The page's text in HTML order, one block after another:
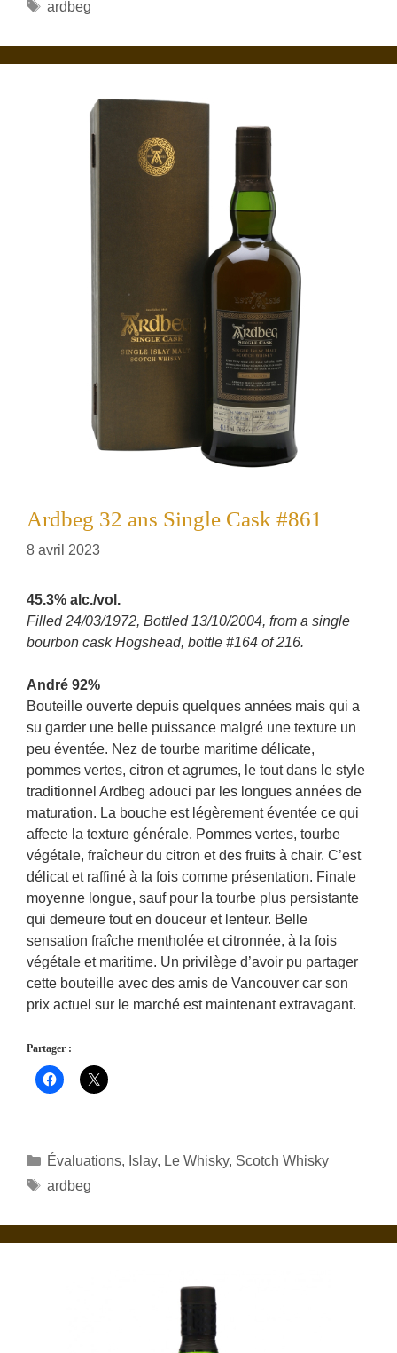
Étiquettes
ardbeg
Ardbeg 32 ans Single Cask #861
8 avril 2023
45.3% alc./vol.
Filled 24/03/1972, Bottled 13/10/2004, from a single
bourbon cask Hogshead, bottle #164 of 216.
André 92%
Bouteille ouverte depuis quelques années mais qui a
su garder une belle puissance malgré une texture un
peu éventée. Nez de tourbe maritime délicate,
pommes vertes, citron et agrumes, le tout dans le style
traditionnel Ardbeg adouci par les longues années de
maturation. La bouche est légèrement éventée ce qui
affecte la texture générale. Pommes vertes, tourbe
végétale, fraîcheur du citron et des fruits à chair. C’est
délicat et raffiné à la fois comme présentation. Finale
moyenne longue, sauf pour la tourbe plus persistante
qui demeure tout en douceur et lenteur. Belle
sensation fraîche mentholée et citronnée, à la fois
végétale et maritime. Un privilège d’avoir pu partager
cette bouteille avec des amis de Vancouver car son
prix actuel sur le marché est maintenant extravagant.
Partager :
Catégories
Évaluations, Islay, Le Whisky, Scotch Whisky
Étiquettes
ardbeg